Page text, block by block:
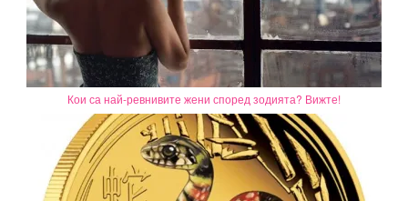
Кои са най-ревнивите жени според зодията? Вижте!